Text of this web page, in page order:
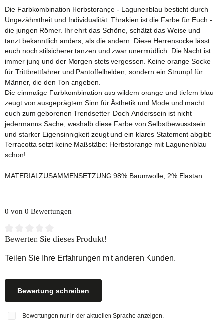
Die Farbkombination Herbstorange - Lagunenblau besticht durch
Ungezähmtheit und Individualität. Thrakien ist die Farbe für Euch -
die jungen Römer. Ihr ehrt das Schöne, schätzt das Weise und
tanzt bekanntlich anders, als die andern. Diese Herrensocke lässt
euch noch stilsicherer tanzen und zwar unermüdlich. Die Nacht ist
immer jung und der Morgen stets vergessen. Keine orange Socke
für Trittbrettfahrer und Pantoffelhelden, sondern ein Strumpf für
Männer, die den Ton angeben.
Die einmalige Farbkombination aus wildem orange und tiefem blau
zeugt von ausgeprägtem Sinn für Ästhetik und Mode und macht
euch zum geborenen Trendsetter. Doch Anderssein ist nicht
jedermanns Sache, weshalb diese Farbe von Selbstbewusstsein
und starker Eigensinnigkeit zeugt und ein klares Statement abgibt:
Terracotta setzt keine Maßstäbe: Herbstorange mit Lagunenblau
schon!
MATERIALZUSAMMENSETZUNG 98% Baumwolle, 2% Elastan
0 von 0 Bewertungen
Durchschnittliche Bewertung von 0 von 5 Sternen
Bewerten Sie dieses Produkt!
Teilen Sie Ihre Erfahrungen mit anderen Kunden.
Bewertung schreiben
Bewertungen nur in der aktuellen Sprache anzeigen.